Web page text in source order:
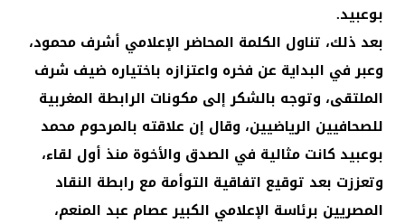
بوعبيد.
بعد ذلك، تناول الكلمة المحاضر الإعلامي أشرف محمود،
وعبر في البداية عن فخره واعتزازه باختياره ضيف شرف
الملتقى، وتوجه بالشكر إلى مكونات الرابطة المغربية
للصحافيين الرياضيين، وقال إن علاقته بالمرحوم محمد
بوعبيد كانت مثالية في الصدق والأخوة منذ أول لقاء،
وتعززت بعد توقيع اتفاقية التوأمة مع رابطة النقاد
المصريين برئاسة الإعلامي الكبير عصام عبد المنعم،